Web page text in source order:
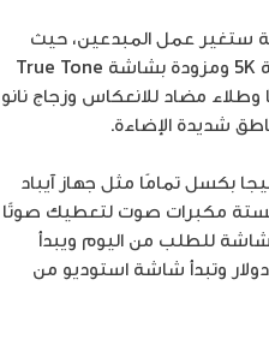
ستغير عمل المبدعين، حيث
تأتي الشاشة بمقاس 27 بوصة ودقة 5K ومزودة بشاشة True Tone
مضاد للانعكاس وزجاج نانو
شديدة الإضاءة.
دقة الكاميرا الخاصة بها 12 ميجا بكسل تمامًا مثل جهاز آيباد
بستة مكبرات صوت لتعطيك صوتًا
للطلب من اليوم ويبدأ
سعر جهاز ماك استوديو من 1.999 دولار وتبدأ شاشة استوديو من